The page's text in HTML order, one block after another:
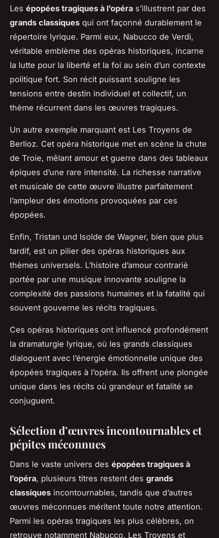
Les épopées tragiques à l’opéra s’illustrent par des
grands classiques qui ont façonné durablement le
répertoire lyrique. Parmi eux, Nabucco de Verdi,
véritable emblème des opéras historiques, incarne
la lutte pour la liberté et la foi au sein d’un contexte
politique fort. Son récit puissant souligne les
tensions entre destin individuel et collectif, un
thème récurrent dans les œuvres tragiques.
Un autre exemple marquant est Les Troyens de
Berlioz. Cet opéra historique met en scène la chute
de Troie, mêlant amour et guerre dans des tableaux
épiques d’une rare intensité. La richesse narrative
et musicale de cette œuvre illustre parfaitement
l’ampleur des émotions provoquées par ces
épopées.
Enfin, Tristan und Isolde de Wagner, bien que plus
tardif, est un pilier des opéras historiques aux
thèmes universels. L’histoire d’amour contrarié
portée par une musique innovante souligne la
complexité des passions humaines et la fatalité qui
souvent gouverne les récits tragiques.
Ces opéras historiques ont influencé profondément
la dramaturgie lyrique, où les grands classiques
dialoguent avec l’énergie émotionnelle unique des
épopées tragiques à l’opéra. Ils offrent une plongée
unique dans les récits où grandeur et fatalité se
conjuguent.
Sélection d’œuvres incontournables et
pépites méconnues
Dans le vaste univers des épopées tragiques à
l’opéra, plusieurs titres restent des grands
classiques incontournables, tandis que d’autres
œuvres méconnues méritent toute notre attention.
Parmi les opéras tragiques les plus célèbres, on
retrouve notamment Nabucco, Les Troyens et